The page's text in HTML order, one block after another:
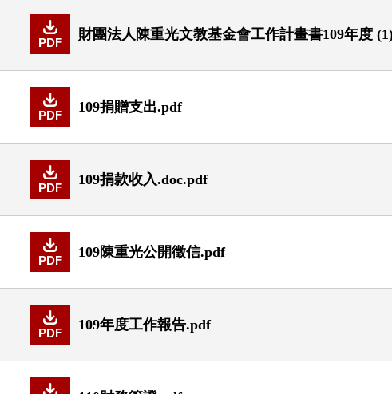
PDF
財團法人陳重光文教基金會工作計畫書109年度
PDF
109捐贈支出.pdf
PDF
109捐款收入.doc.pdf
PDF
109陳重光公開徵信.pdf
PDF
109年度工作報告.pdf